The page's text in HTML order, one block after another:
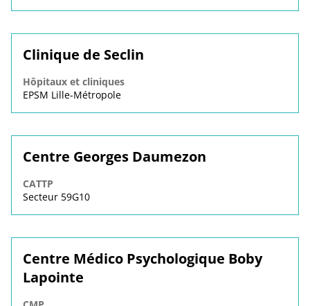
Clinique de Seclin
Hôpitaux et cliniques
EPSM Lille-Métropole
Centre Georges Daumezon
CATTP
Secteur 59G10
Centre Médico Psychologique Boby
Lapointe